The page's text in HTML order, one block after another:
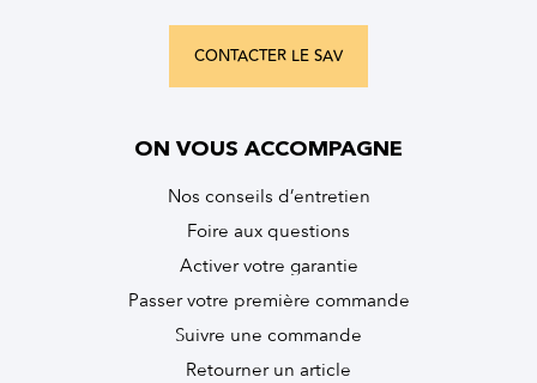
CONTACTER LE SAV
ON VOUS ACCOMPAGNE
Nos conseils d’entretien
Foire aux questions
Activer votre garantie
Passer votre première commande
Suivre une commande
Retourner un article